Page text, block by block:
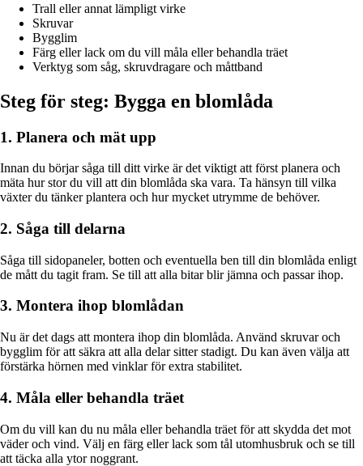
Trall eller annat lämpligt virke
Skruvar
Bygglim
Färg eller lack om du vill måla eller behandla träet
Verktyg som såg, skruvdragare och måttband
Steg för steg: Bygga en blomlåda
1. Planera och mät upp
Innan du börjar såga till ditt virke är det viktigt att först planera och
mäta hur stor du vill att din blomlåda ska vara. Ta hänsyn till vilka
växter du tänker plantera och hur mycket utrymme de behöver.
2. Såga till delarna
Såga till sidopaneler, botten och eventuella ben till din blomlåda enligt
de mått du tagit fram. Se till att alla bitar blir jämna och passar ihop.
3. Montera ihop blomlådan
Nu är det dags att montera ihop din blomlåda. Använd skruvar och
bygglim för att säkra att alla delar sitter stadigt. Du kan även välja att
förstärka hörnen med vinklar för extra stabilitet.
4. Måla eller behandla träet
Om du vill kan du nu måla eller behandla träet för att skydda det mot
väder och vind. Välj en färg eller lack som tål utomhusbruk och se till
att täcka alla ytor noggrant.